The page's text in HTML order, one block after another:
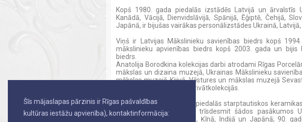
Šīs mājaslapas pārzinis ir Rīgas pašvaldības
kultūras iestāžu apvienība), kontaktinformācija:
Kopš 1980. gada piedalās izstādēs Latvijā un ārvalstīs
Kanādā, Vācijā, Dienvidslāvijā, Spānijā, Ēģiptē, Čehijā,
Japānā, ir bijušas vairākas personālizstādes Ukrainā, Latvijā,
Viņš ir Latvijas Mākslinieku savienības biedrs kopš
mākslinieku apvienības biedrs kopš 2003. gada un bijis
biedrs.
Anatolija Borodkina kolekcijas darbi atrodami Rīgas
mākslas un dizaina muzejā, Ukrainas Mākslinieku
mākslas muzejā Kijivā, Vēstures un mākslas muzejā
Slovēnijā, Spānijā, kā arī privātkolekcijās.
Anatolijs Borodkins aktīvi piedalās starptautiskos
viņš iesaistījies aptuveni trīsdesmit šādos pasākumos
Igaunijā, Spānijā, Francijā, Ķīnā, Indijā un Japānā; 90.